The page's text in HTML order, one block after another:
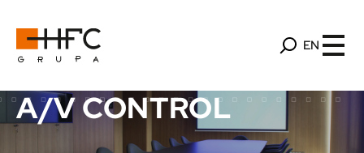
EN
A/V CONTROL